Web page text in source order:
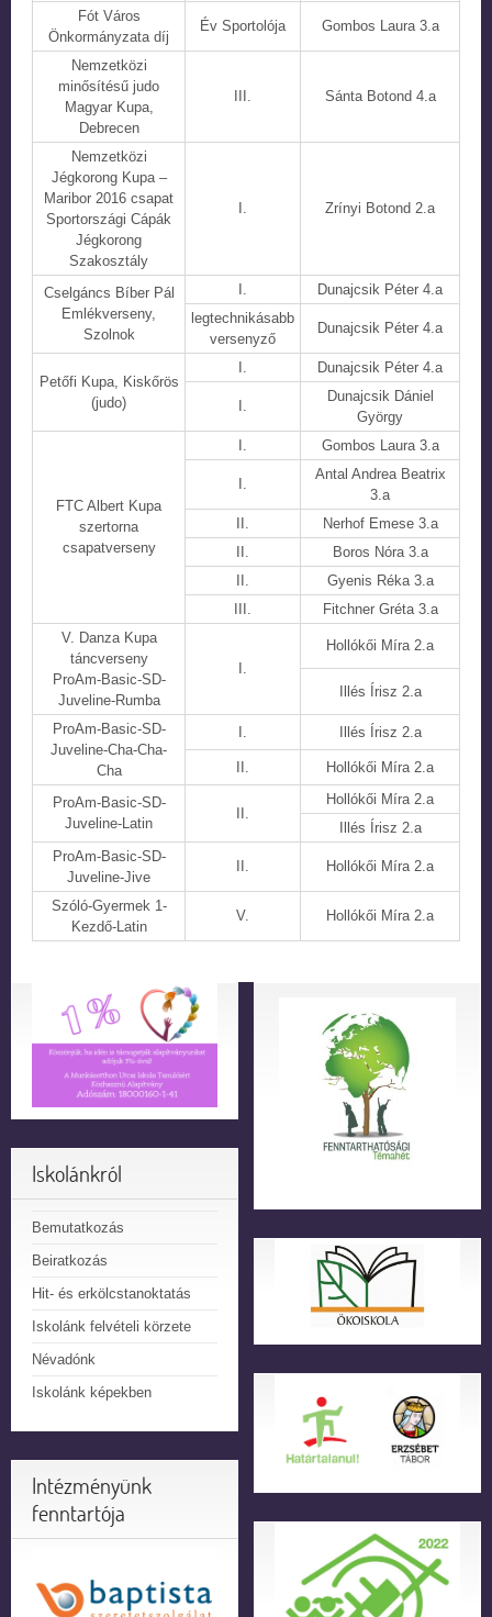
Fót Város
Önkormányzata díj
Év Sportolója Gombos Laura 3.a
Nemzetközi
minősítésű judo
Magyar Kupa,
Debrecen
III. Sánta Botond 4.a
Nemzetközi
Jégkorong Kupa –
Maribor 2016 csapat
Sportországi Cápák
Jégkorong
Szakosztály
I. Zrínyi Botond 2.a
Cselgáncs Bíber Pál
Emlékverseny,
Szolnok
I.
Dunajcsik Péter 4.a
legtechnikásabb
versenyző
Dunajcsik Péter 4.a
Petőfi Kupa, Kiskőrös
(judo)
I. Dunajcsik Péter 4.a
I.
Dunajcsik Dániel
György
FTC Albert Kupa
szertorna
csapatverseny
I. Gombos Laura 3.a
I.
Antal Andrea Beatrix
3.a
II.
Nerhof Emese 3.a
II.
Boros Nóra 3.a
II.
Gyenis Réka 3.a
III.
Fitchner Gréta 3.a
V. Danza Kupa
táncverseny
ProAm-Basic-SD-
Juveline-Rumba
I.
Hollókői Míra 2.a
Illés Írisz 2.a
ProAm-Basic-SD-
Juveline-Cha-Cha-
Cha
I. Illés Írisz 2.a
II. Hollókői Míra 2.a
ProAm-Basic-SD-
Juveline-Latin
II.
Hollókői Míra 2.a
Illés Írisz 2.a
ProAm-Basic-SD-
Juveline-Jive
II. Hollókői Míra 2.a
Szóló-Gyermek 1-
Kezdő-Latin
V. Hollókői Míra 2.a
Iskolánkról
Bemutatkozás
Beiratkozás
Hit- és erkölcstanoktatás
Iskolánk felvételi körzete
Névadónk
Iskolánk képekben
Intézményünk
fenntartója